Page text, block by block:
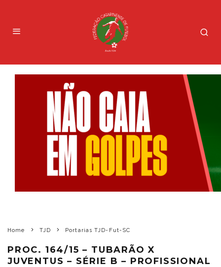
Home TJD Portarias TJD-Fut-SC
PROC. 164/15 – TUBARÃO X
JUVENTUS – SÉRIE B – PROFISSIONAL